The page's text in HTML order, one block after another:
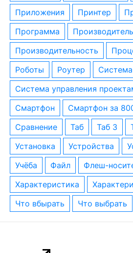
приложения
принтер
программа
производитель
производительность
роботы
роутер
система
система управления
смартфон
смартфон за
сравнение
таб таб 3
установка
устройства
учёба
файл флеш-
характеристика
что вбырать
что выбрать